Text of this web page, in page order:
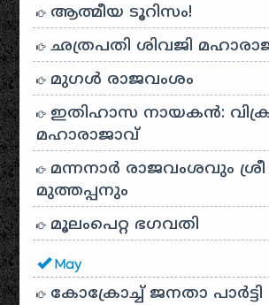
ആത്മീയ ടൂറിസം!
ഛത്രപതി ശിവജി
മുഗൾ രാജവംശം
ഇതിഹാസ നായകൻ:
മഹാരാജാവ്
മന്നനാർ രാജവംശവും ശ്രീ
മുത്തപ്പനും
മൂലംപെറ്റ ഭഗവതി
May
കോക്രോച്ച് ജനതാ പാർട്ടി